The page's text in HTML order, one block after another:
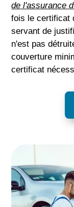
de l'assurance
fois le certificat
servant de
n'est pas
couverture
certificat